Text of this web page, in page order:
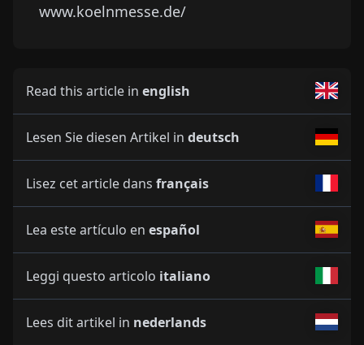
www.koelnmesse.de/
Read this article in english
Lesen Sie diesen Artikel in deutsch
Lisez cet article dans français
Lea este artículo en español
Leggi questo articolo italiano
Lees dit artikel in nederlands